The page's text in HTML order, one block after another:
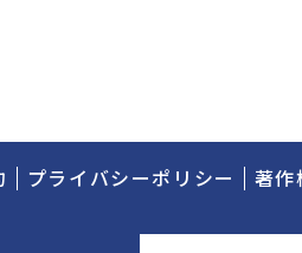
プライバシーポリシー 著作